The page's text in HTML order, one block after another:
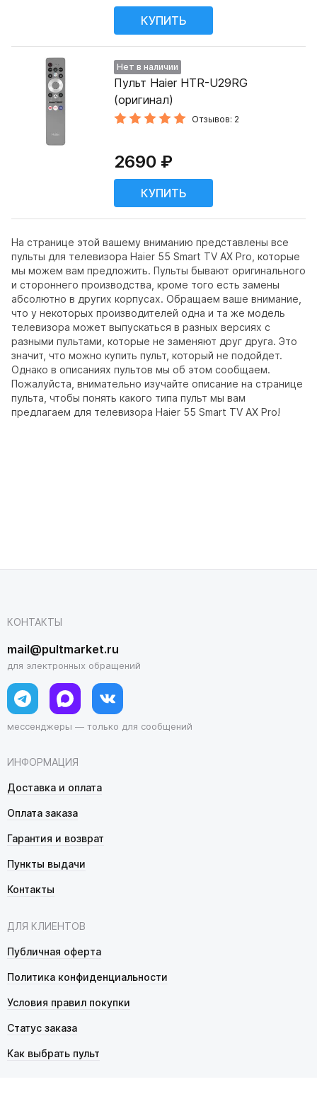
На странице этой вашему вниманию представлены все
пульты для телевизора Haier 55 Smart TV AX Pro, которые
мы можем вам предложить. Пульты бывают оригинального
и стороннего производства, кроме того есть замены
абсолютно в других корпусах. Обращаем ваше внимание,
что у некоторых производителей одна и та же модель
телевизора может выпускаться в разных версиях с
разными пультами, которые не заменяют друг друга. Это
значит, что можно купить пульт, который не подойдет.
Однако в описаниях пультов мы об этом сообщаем.
Пожалуйста, внимательно изучайте описание на странице
пульта, чтобы понять какого типа пульт мы вам
предлагаем для телевизора Haier 55 Smart TV AX Pro!
Нет в наличии
Пульт Haier HTR-U29RG
(оригинал)
Отзывов: 2
2690 ₽
ИНФОРМАЦИЯ
Доставка и оплата
Оплата заказа
Гарантия и возврат
Пункты выдачи
Контакты
ДЛЯ КЛИЕНТОВ
Публичная оферта
Политика конфиденциальности
Условия правил покупки
Статус заказа
Как выбрать пульт
КОНТАКТЫ
mail@pultmarket.ru
для электронных обращений
мессенджеры — только для сообщений